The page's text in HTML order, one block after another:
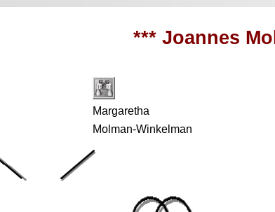
*** Joannes
Margaretha
Molman-Winkelman